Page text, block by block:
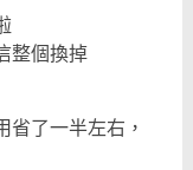
整個換掉
省了一半左右，